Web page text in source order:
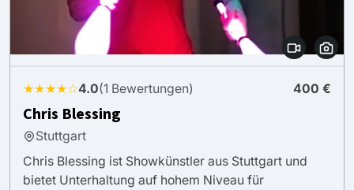
★★★★☆4.0(1 Bewertungen) 400 €
Chris Blessing
Stuttgart
Chris Blessing ist Showkünstler aus Stuttgart und
bietet Unterhaltung auf hohem Niveau für